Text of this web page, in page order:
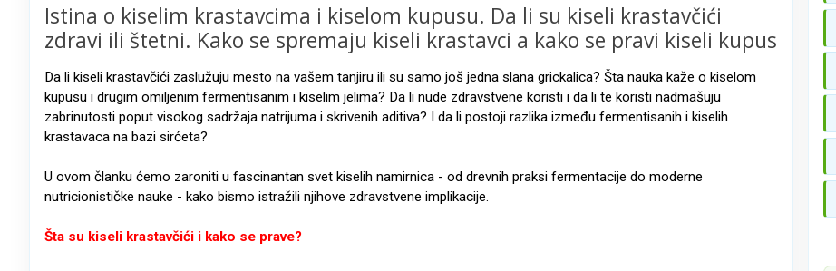
Istina o kiselim krastavcima i kiselom kupusu. Da li su kiseli krastavčići
zdravi ili štetni. Kako se spremaju kiseli krastavci a kako se pravi kiseli kupus
Da li kiseli krastavčići zaslužuju mesto na vašem tanjiru ili su samo još jedna slana grickalica? Šta nauka kaže o kiselom
kupusu i drugim omiljenim fermentisanim i kiselim jelima? Da li nude zdravstvene koristi i da li te koristi nadmašuju
zabrinutosti poput visokog sadržaja natrijuma i skrivenih aditiva? I da li postoji razlika između fermentisanih i kiselih
krastavaca na bazi sirćeta?
U ovom članku ćemo zaroniti u fascinantan svet kiselih namirnica - od drevnih praksi fermentacije do moderne
nutricionističke nauke - kako bismo istražili njihove zdravstvene implikacije.
Šta su kiseli krastavčići i kako se prave?